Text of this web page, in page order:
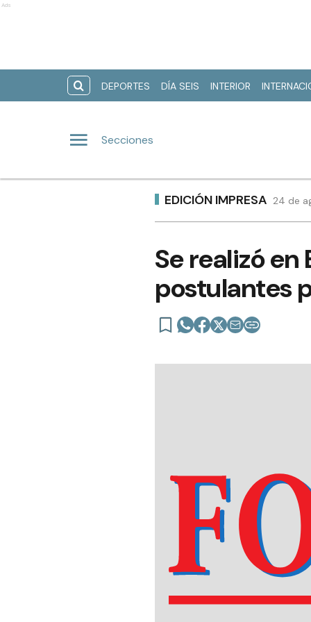
Ads
DEPORTES DÍA SEIS INTERIOR
Secciones
EDICIÓN IMPRESA 24 de
Se realizó
postulantes